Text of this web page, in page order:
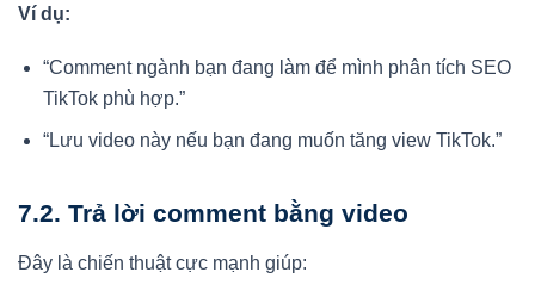
Ví dụ:
“Comment ngành bạn đang làm để mình phân tích SEO
TikTok phù hợp.”
“Lưu video này nếu bạn đang muốn tăng view TikTok.”
7.2. Trả lời comment bằng video
Đây là chiến thuật cực mạnh giúp: